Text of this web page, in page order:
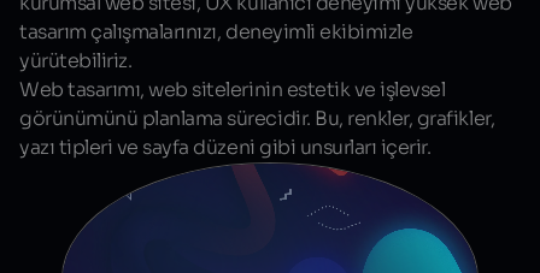
tasarım çalışmalarınızı, deneyimli ekibimizle
yürütebiliriz.
Web tasarımı, web sitelerinin estetik ve işlevsel
görünümünü planlama sürecidir. Bu, renkler, grafikler,
yazı tipleri ve sayfa düzeni gibi unsurları içerir.